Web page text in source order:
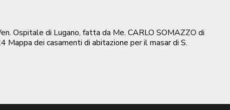
Ospitale di Lugano, fatta da Me. CARLO SOMAZZO di
Mappa dei casamenti di abitazione per il masar di S.